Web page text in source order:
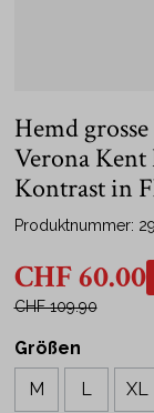
Hemd
Verona
Kontrast in
Produktnummer:
CHF 60.00
CHF 109.90
Größen
L
M XL